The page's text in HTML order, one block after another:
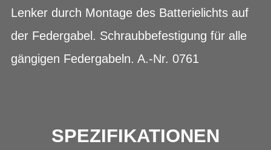
Lenker durch Montage des Batterielichts auf
der Federgabel. Schraubbefestigung für alle
gängigen Federgabeln. A.-Nr. 0761
SPEZIFIKATIONEN